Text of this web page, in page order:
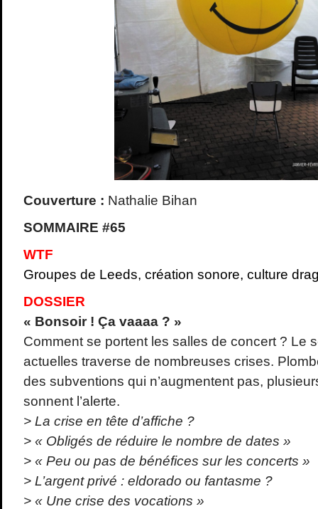
Couverture : Nathalie Bihan
SOMMAIRE #65
WTF
Groupes de Leeds, création sonore, culture
DOSSIER
« Bonsoir ! Ça vaaaa ? »
Comment se portent les salles de concert ? Le
actuelles traverse de nombreuses crises.
des subventions qui n’augmentent pas,
sonnent l’alerte.
> La crise en tête d’affiche ?
> « Obligés de réduire le nombre de dates »
> « Peu ou pas de bénéfices sur les concerts »
> L’argent privé : eldorado ou fantasme ?
> « Une crise des vocations »